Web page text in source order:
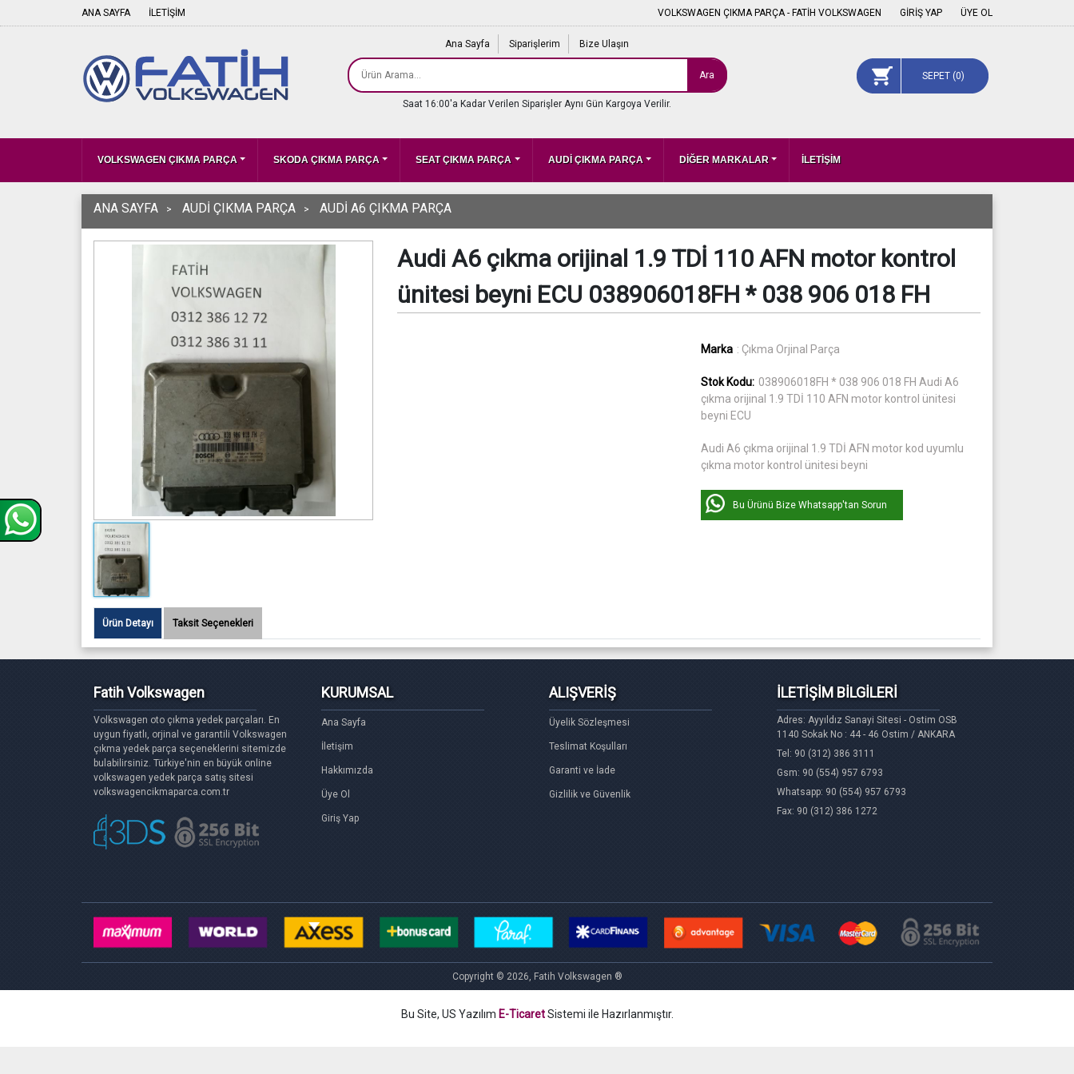
ANA SAYFA İLETİŞİM VOLKSWAGEN ÇIKMA PARÇA - FATİH VOLKSWAGEN GİRİŞ YAP ÜYE OL
Ana Sayfa Siparişlerim Bize Ulaşın
Ara
Saat 16:00'a Kadar Verilen Siparişler Aynı Gün Kargoya Verilir.
SEPET (0)
VOLKSWAGEN ÇIKMA PARÇA SKODA ÇIKMA PARÇA SEAT ÇIKMA PARÇA AUDİ ÇIKMA PARÇA DİĞER MARKALAR İLETİŞİM
ANA SAYFA AUDİ ÇIKMA PARÇA AUDİ A6 ÇIKMA PARÇA
Audi A6 çıkma orijinal 1.9 TDİ 110 AFN motor kontrol
ünitesi beyni ECU 038906018FH * 038 906 018 FH
Marka : Çıkma Orjinal Parça
Stok Kodu: 038906018FH * 038 906 018 FH Audi A6
çıkma orijinal 1.9 TDİ 110 AFN motor kontrol ünitesi
beyni ECU
Audi A6 çıkma orijinal 1.9 TDİ AFN motor kod uyumlu
çıkma motor kontrol ünitesi beyni
Bu Ürünü Bize Whatsapp'tan Sorun
Ürün Detayı Taksit Seçenekleri
Fatih Volkswagen
Volkswagen oto çıkma yedek parçaları. En
uygun fiyatlı, orjinal ve garantili Volkswagen
çıkma yedek parça seçeneklerini sitemizde
bulabilirsiniz. Türkiye'nin en büyük online
volkswagen yedek parça satış sitesi
volkswagencikmaparca.com.tr
KURUMSAL
Ana Sayfa
İletişim
Hakkımızda
Üye Ol
Giriş Yap
ALIŞVERİŞ
Üyelik Sözleşmesi
Teslimat Koşulları
Garanti ve İade
Gizlilik ve Güvenlik
İLETİŞİM BİLGİLERİ
Adres: Ayyıldız Sanayi Sitesi - Ostim OSB
1140 Sokak No : 44 - 46 Ostim / ANKARA
Tel: 90 (312) 386 3111
Gsm: 90 (554) 957 6793
Whatsapp: 90 (554) 957 6793
Fax: 90 (312) 386 1272
Copyright © 2026, Fatih Volkswagen ®
Bu Site, US Yazılım E-TicaretSistemi ile Hazırlanmıştır.